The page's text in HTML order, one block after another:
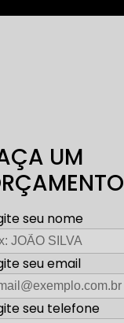
UM
seu nome
seu email
seu telefone